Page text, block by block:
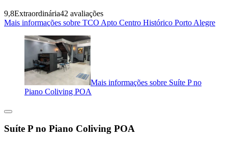
9,8Extraordinária42 avaliações
Mais informações sobre TCO Apto Centro Histórico Porto Alegre
Mais informações sobre Suíte P no
Piano Coliving POA
Suíte P no Piano Coliving POA